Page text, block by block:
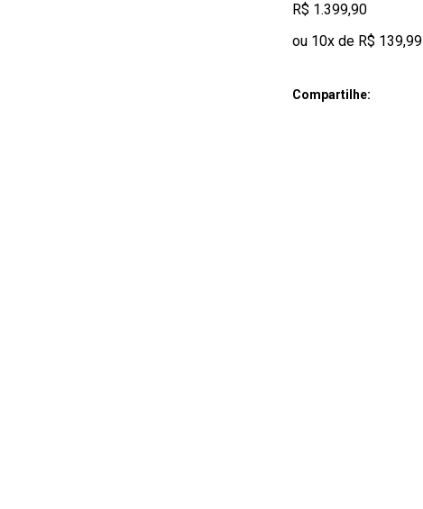
R$ 1.399,90
ou 10x de R$ 139,99
Compartilhe: